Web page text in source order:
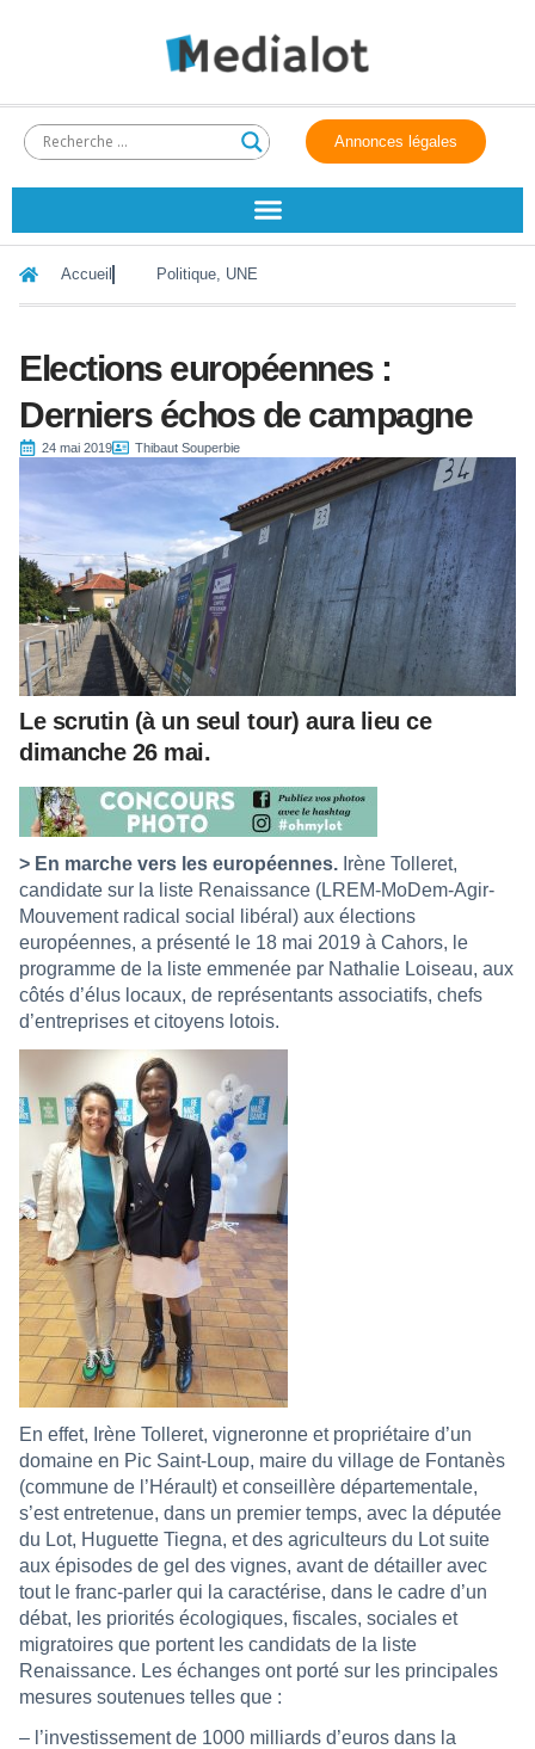
Annonces légales
Accueil Politique, UNE
Elections européennes :
Derniers échos de campagne
24 mai 2019 Thibaut Souperbie
Le scrutin (à un seul tour) aura lieu ce
dimanche 26 mai.
> En marche vers les européennes. Irène Tolleret,
candidate sur la liste Renaissance (LREM-MoDem-Agir-
Mouvement radical social libéral) aux élections
européennes, a présenté le 18 mai 2019 à Cahors, le
programme de la liste emmenée par Nathalie Loiseau, aux
côtés d’élus locaux, de représentants associatifs, chefs
d’entreprises et citoyens lotois.
En effet, Irène Tolleret, vigneronne et propriétaire d’un
domaine en Pic Saint-Loup, maire du village de Fontanès
(commune de l’Hérault) et conseillère départementale,
s’est entretenue, dans un premier temps, avec la députée
du Lot, Huguette Tiegna, et des agriculteurs du Lot suite
aux épisodes de gel des vignes, avant de détailler avec
tout le franc-parler qui la caractérise, dans le cadre d’un
débat, les priorités écologiques, fiscales, sociales et
migratoires que portent les candidats de la liste
Renaissance. Les échanges ont porté sur les principales
mesures soutenues telles que :
– l’investissement de 1000 milliards d’euros dans la